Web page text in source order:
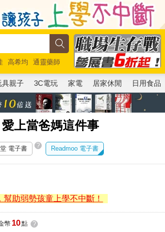
高希均
通靈藥師
具親子 3C電玩 家電 居家休閒 日用食品
愛上當爸媽這件事
電子書 ? Readmoo 電子書
助弱勢孩童上學不中斷！
幣 10點 ?